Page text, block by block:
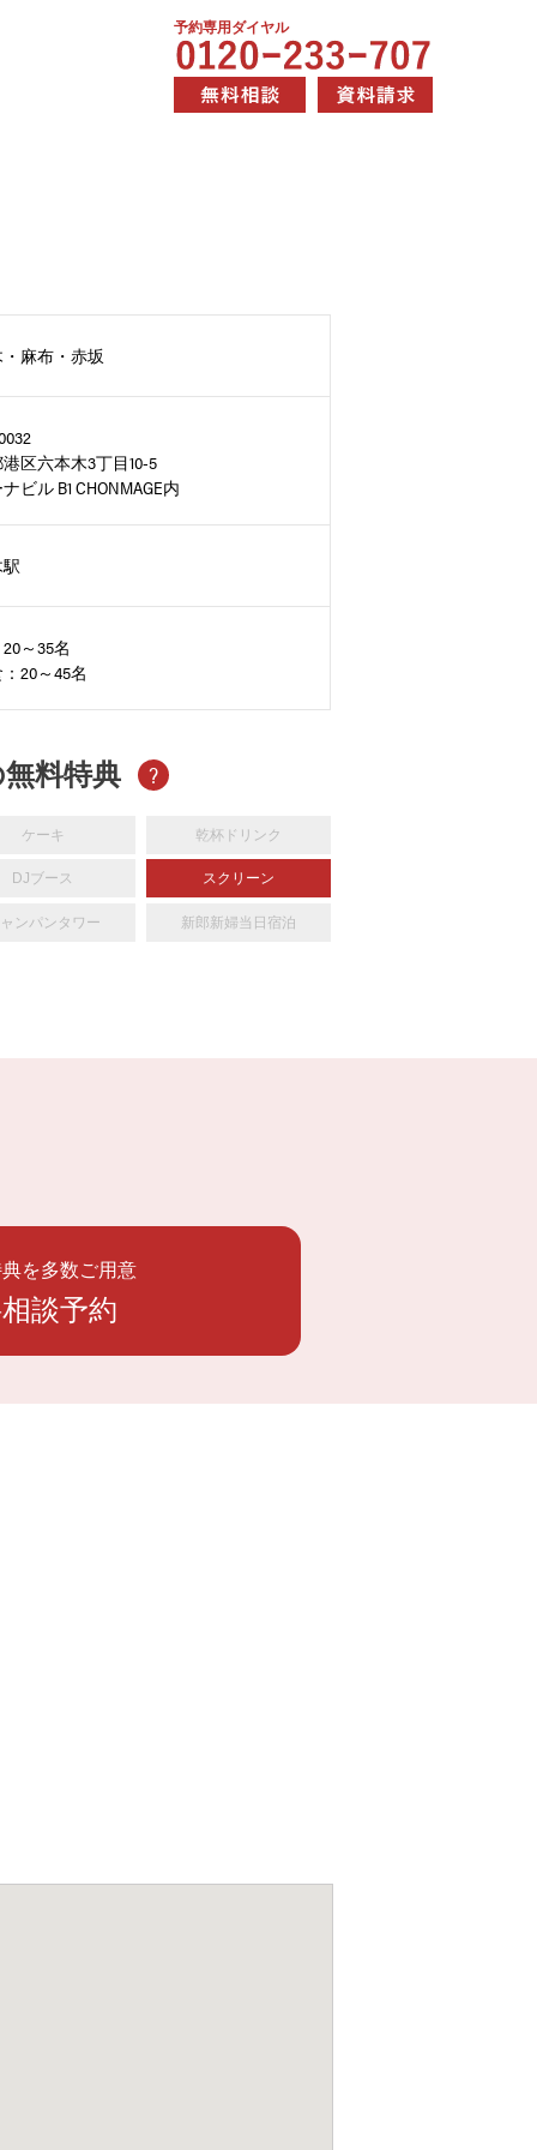
予約専用ダイヤル
麻布・赤坂
区六本木3丁目10-5
ビル B1 CHONMAGE内
～35名
20～45名
料特典 ?
ケーキ 乾杯ドリンク
DJブース スクリーン
ンパンタワー 新郎新婦当日宿泊
を多数ご用意
談予約